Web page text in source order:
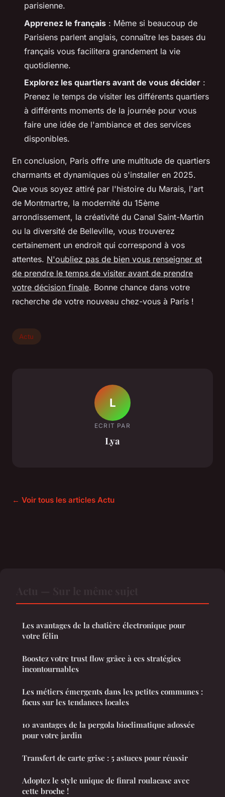
parisienne.
Apprenez le français : Même si beaucoup de
Parisiens parlent anglais, connaître les bases du
français vous facilitera grandement la vie
quotidienne.
Explorez les quartiers avant de vous décider :
Prenez le temps de visiter les différents quartiers
à différents moments de la journée pour vous
faire une idée de l'ambiance et des services
disponibles.
En conclusion, Paris offre une multitude de quartiers
charmants et dynamiques où s'installer en 2025.
Que vous soyez attiré par l'histoire du Marais, l'art
de Montmartre, la modernité du 15ème
arrondissement, la créativité du Canal Saint-Martin
ou la diversité de Belleville, vous trouverez
certainement un endroit qui correspond à vos
attentes. N'oubliez pas de bien vous renseigner et
de prendre le temps de visiter avant de prendre
votre décision finale. Bonne chance dans votre
recherche de votre nouveau chez-vous à Paris !
Actu
L
ECRIT PAR
Lya
← Voir tous les articles Actu
Les avantages de la chatière électronique pour
votre félin
Boostez votre trust flow grâce à ces stratégies
incontournables
Les métiers émergents dans les petites communes :
focus sur les tendances locales
10 avantages de la pergola bioclimatique adossée
pour votre jardin
Transfert de carte grise : 5 astuces pour réussir
Adoptez le style unique de finral roulacase avec
cette broche !